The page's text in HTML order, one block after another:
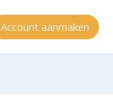
Account aanmaken